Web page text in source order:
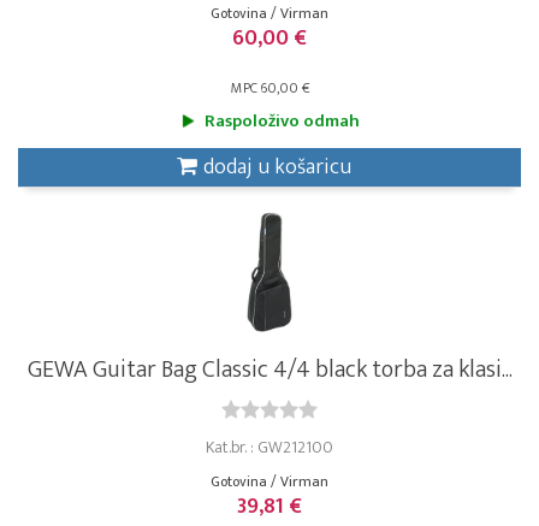
Gotovina / Virman
60,00 €
MPC 60,00 €
Raspoloživo odmah
dodaj u košaricu
GEWA Guitar Bag Classic 4/4 black torba za klasi...
Kat.br. : GW212100
Gotovina / Virman
39,81 €